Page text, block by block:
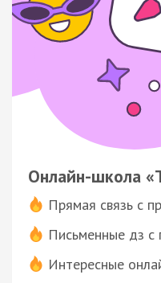
Онлайн-школа
Прямая связь с
Письменные дз с
Интересные